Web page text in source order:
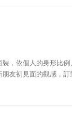
，依個人的身形比
友初見面的觀感，